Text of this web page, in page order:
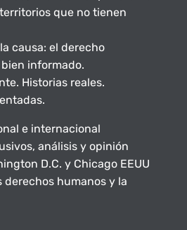
que no tienen
causa: el derecho
informado.
Historias reales.
e internacional
análisis y opinión
D.C. y Chicago EEUU
derechos humanos y la